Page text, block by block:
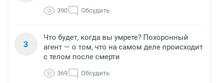
390 Обсудить
3
Что будет, когда вы умрете? Похоронный
агент — о том, что на самом деле происходит
с телом после смерти
369 Обсудить